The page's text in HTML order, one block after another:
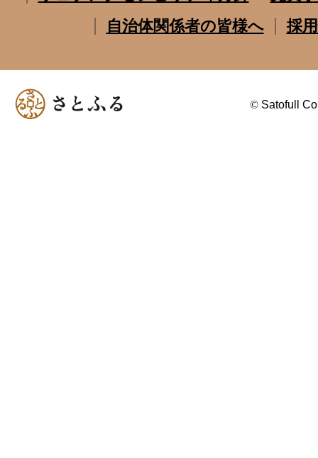
自治体関係者の皆様へ
採
© Satofull